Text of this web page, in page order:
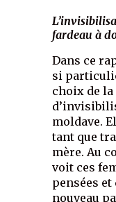
fardeau à
Dans ce
si
choix de
moldave.
tant que
mère. Au
voit ces
pensées
nouveau